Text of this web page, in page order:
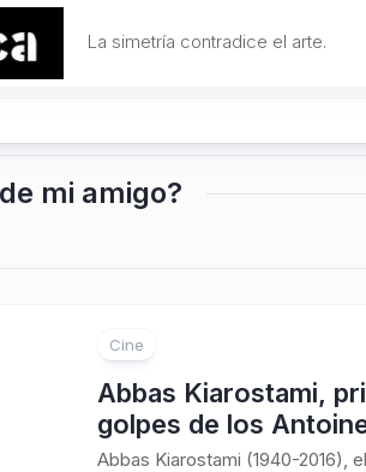
La simetría contradice el arte.
mi amigo?
Cine
Abbas Kiarostami,
golpes de los
Abbas Kiarostami (1940-2016),